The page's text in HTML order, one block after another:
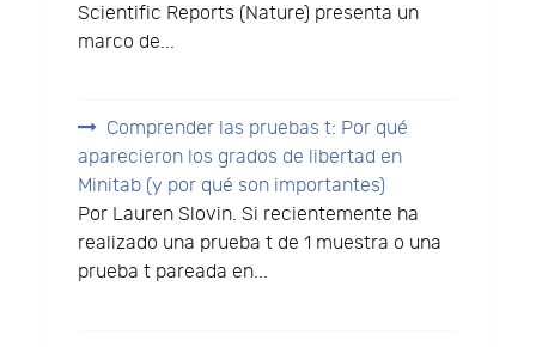
Scientific Reports (Nature) presenta un
marco de...
Comprender las pruebas t: Por qué
aparecieron los grados de libertad en
Minitab (y por qué son importantes)
Por Lauren Slovin. Si recientemente ha
realizado una prueba t de 1 muestra o una
prueba t pareada en...